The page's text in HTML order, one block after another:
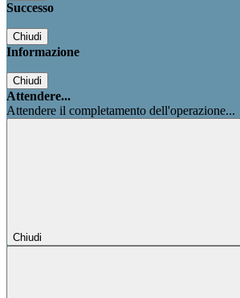
Successo
Chiudi
Informazione
Chiudi
Attendere...
Attendere il completamento dell'operazione...
Chiudi